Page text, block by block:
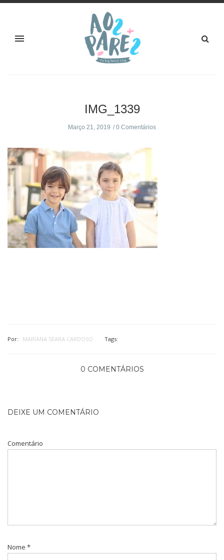
IMG_1339
Março 21, 2019 0 Comentários
Por: MARIANA SEARA CARDOSO Tags:
0 COMENTÁRIOS
DEIXE UM COMENTÁRIO
Comentário
Nome *